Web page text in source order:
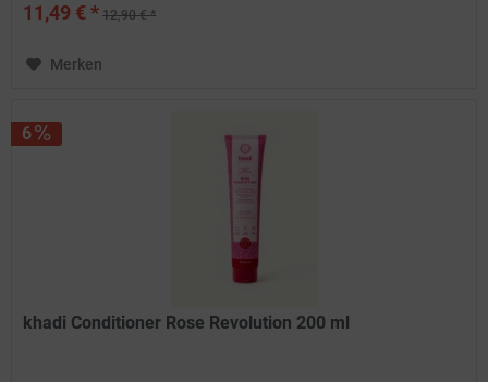
11,49 € * 12,90 € *
Merken
6
khadi Conditioner Rose Revolution 200 ml